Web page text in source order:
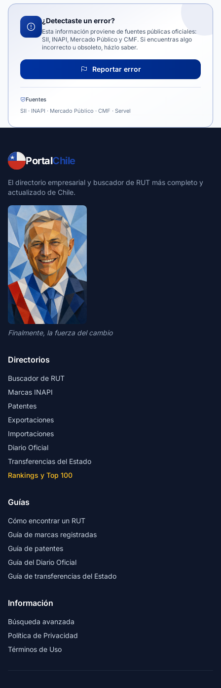
¿Detectaste un error?
Esta información proviene de fuentes públicas oficiales:
SII, INAPI, Mercado Público y CMF. Si encuentras algo
incorrecto u obsoleto, házlo saber.
Reportar error
Fuentes
SII · INAPI · Mercado Público · CMF · Servel
PortalChile
El directorio empresarial y buscador de RUT más completo y
actualizado de Chile.
Finalmente, la fuerza del cambio
Directorios
Buscador de RUT
Marcas INAPI
Patentes
Exportaciones
Importaciones
Diario Oficial
Transferencias del Estado
Rankings y Top 100
Guías
Cómo encontrar un RUT
Guía de marcas registradas
Guía de patentes
Guía del Diario Oficial
Guía de transferencias del Estado
Información
Búsqueda avanzada
Política de Privacidad
Términos de Uso